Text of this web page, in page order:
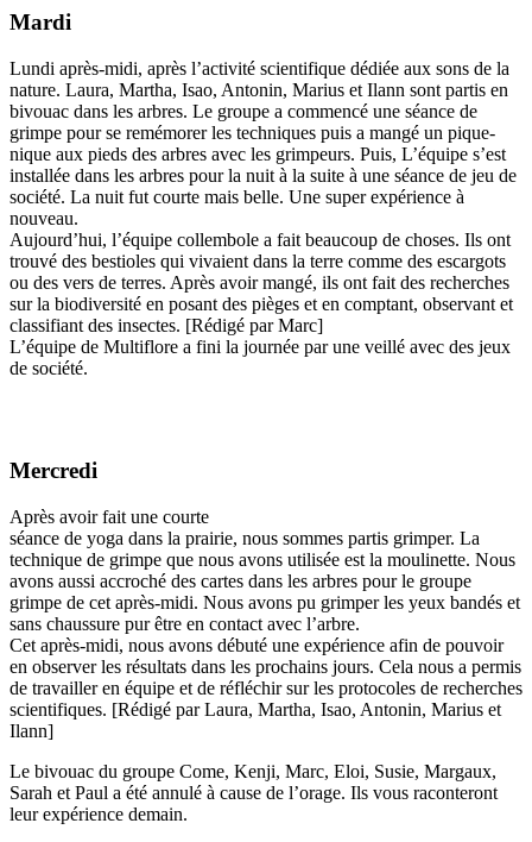
Mardi
Lundi après-midi, après l’activité scientifique dédiée aux sons de la
nature. Laura, Martha, Isao, Antonin, Marius et Ilann sont partis en
bivouac dans les arbres. Le groupe a commencé une séance de
grimpe pour se remémorer les techniques puis a mangé un pique-
nique aux pieds des arbres avec les grimpeurs. Puis, L’équipe s’est
installée dans les arbres pour la nuit à la suite à une séance de jeu de
société. La nuit fut courte mais belle. Une super expérience à
nouveau.
Aujourd’hui, l’équipe collembole a fait beaucoup de choses. Ils ont
trouvé des bestioles qui vivaient dans la terre comme des escargots
ou des vers de terres. Après avoir mangé, ils ont fait des recherches
sur la biodiversité en posant des pièges et en comptant, observant et
classifiant des insectes. [Rédigé par Marc]
L’équipe de Multiflore a fini la journée par une veillé avec des jeux
de société.
Mercredi
Après avoir fait une courte
séance de yoga dans la prairie, nous sommes partis grimper. La
technique de grimpe que nous avons utilisée est la moulinette. Nous
avons aussi accroché des cartes dans les arbres pour le groupe
grimpe de cet après-midi. Nous avons pu grimper les yeux bandés et
sans chaussure pur être en contact avec l’arbre.
Cet après-midi, nous avons débuté une expérience afin de pouvoir
en observer les résultats dans les prochains jours. Cela nous a permis
de travailler en équipe et de réfléchir sur les protocoles de recherches
scientifiques. [Rédigé par Laura, Martha, Isao, Antonin, Marius et
Ilann]
Le bivouac du groupe Come, Kenji, Marc, Eloi, Susie, Margaux,
Sarah et Paul a été annulé à cause de l’orage. Ils vous raconteront
leur expérience demain.